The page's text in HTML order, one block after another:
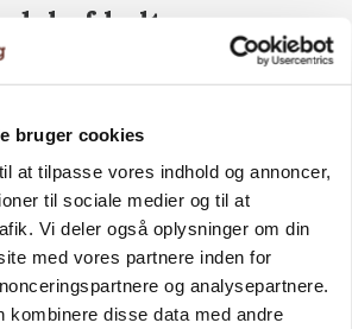
bruger cookies
at tilpasse vores indhold og annoncer,
til sociale medier og til at
Vi deler også oplysninger om din
med vores partnere inden for
og analysepartnere.
kombinere disse data med andre
del af kulturen
været på så mange rideture
at man rider, så det har
Men jeg har ikke fået
det seneste. Jeg må snart
hun med et smil, der meget
længselsfuldt.
særligt. Man finder ro og